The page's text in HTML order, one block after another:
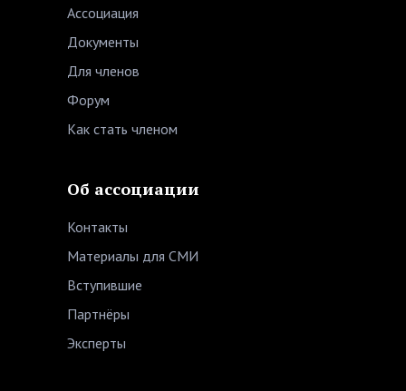
Ассоциация
Документы
Для членов
Форум
Как стать членом
Об ассоциации
Контакты
Материалы для СМИ
Вступившие
Партнёры
Эксперты